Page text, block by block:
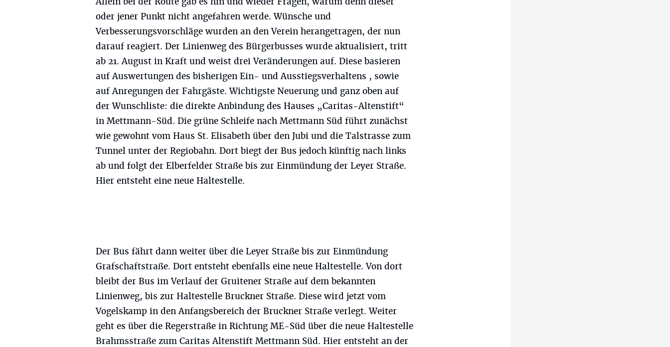
oder jener Punkt nicht angefahren werde. Wünsche und
Verbesserungsvorschläge wurden an den Verein herangetragen, der nun
darauf reagiert. Der Linienweg des Bürgerbusses wurde aktualisiert, tritt
ab 21. August in Kraft und weist drei Veränderungen auf. Diese basieren
auf Auswertungen des bisherigen Ein- und Ausstiegsverhaltens , sowie
auf Anregungen der Fahrgäste. Wichtigste Neuerung und ganz oben auf
der Wunschliste: die direkte Anbindung des Hauses „Caritas-Altenstift“
in Mettmann-Süd. Die grüne Schleife nach Mettmann Süd führt zunächst
wie gewohnt vom Haus St. Elisabeth über den Jubi und die Talstrasse zum
Tunnel unter der Regiobahn. Dort biegt der Bus jedoch künftig nach links
ab und folgt der Elberfelder Straße bis zur Einmündung der Leyer Straße.
Hier entsteht eine neue Haltestelle.
Der Bus fährt dann weiter über die Leyer Straße bis zur Einmündung
Grafschaftstraße. Dort entsteht ebenfalls eine neue Haltestelle. Von dort
bleibt der Bus im Verlauf der Gruitener Straße auf dem bekannten
Linienweg, bis zur Haltestelle Bruckner Straße. Diese wird jetzt vom
Vogelskamp in den Anfangsbereich der Bruckner Straße verlegt. Weiter
geht es über die Regerstraße in Richtung ME-Süd über die neue Haltestelle
Brahmsstraße zum Caritas Altenstift Mettmann Süd. Hier entsteht an der